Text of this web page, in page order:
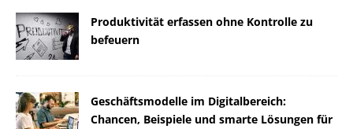
Produktivität erfassen ohne Kontrolle zu
befeuern
Geschäftsmodelle im Digitalbereich:
Chancen, Beispiele und smarte Lösungen für